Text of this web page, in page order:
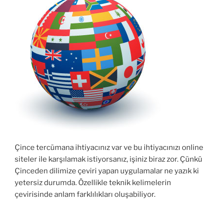
Çince tercümana ihtiyacınız var ve bu ihtiyacınızı online
siteler ile karşılamak istiyorsanız, işiniz biraz zor. Çünkü
Çinceden dilimize çeviri yapan uygulamalar ne yazık ki
yetersiz durumda. Özellikle teknik kelimelerin
çevirisinde anlam farklılıkları oluşabiliyor.